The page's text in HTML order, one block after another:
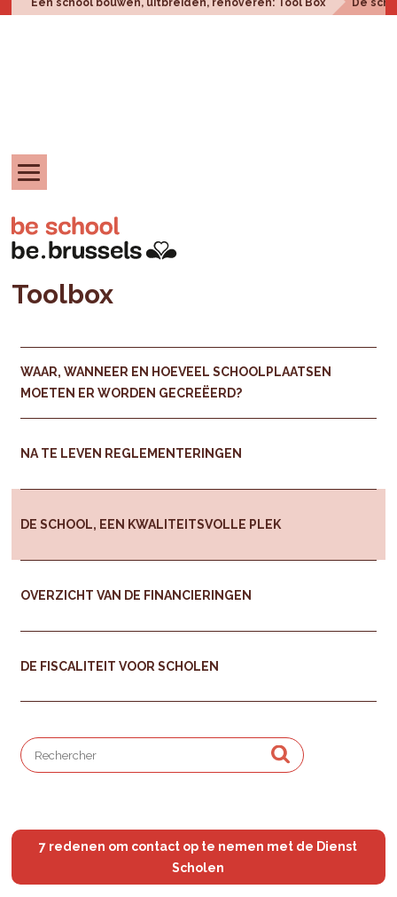
Een school bouwen, uitbreiden, renoveren: Tool Box De
Toolbox
WAAR, WANNEER EN HOEVEEL SCHOOLPLAATSEN
MOETEN ER WORDEN GECREËERD?
NA TE LEVEN REGLEMENTERINGEN
DE SCHOOL, EEN KWALITEITSVOLLE PLEK
OVERZICHT VAN DE FINANCIERINGEN
DE FISCALITEIT VOOR SCHOLEN
7 redenen om contact op te nemen met de Dienst
Scholen